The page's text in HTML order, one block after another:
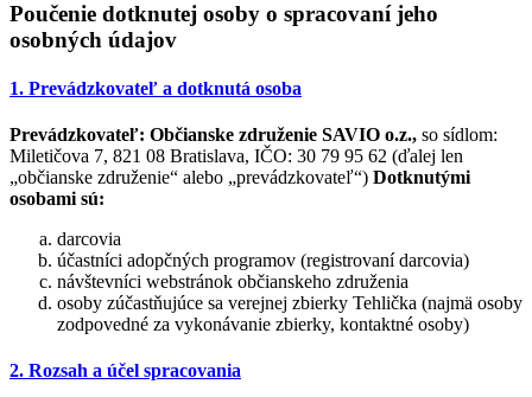
Poučenie dotknutej osoby o spracovaní jeho
osobných údajov
1. Prevádzkovateľ a dotknutá osoba
Prevádzkovateľ: Občianske združenie SAVIO o.z., so sídlom:
Miletičova 7, 821 08 Bratislava, IČO: 30 79 95 62 (ďalej len
„občianske združenie“ alebo „prevádzkovateľ“) Dotknutými
osobami sú:
darcovia
účastníci adopčných programov (registrovaní darcovia)
návštevníci webstránok občianskeho združenia
osoby zúčastňujúce sa verejnej zbierky Tehlička (najmä osoby
zodpovedné za vykonávanie zbierky, kontaktné osoby)
2. Rozsah a účel spracovania